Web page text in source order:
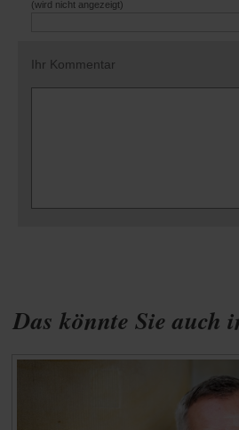
Das könnte Sie auch
(wird nicht angezeigt)
Ihr Kommentar